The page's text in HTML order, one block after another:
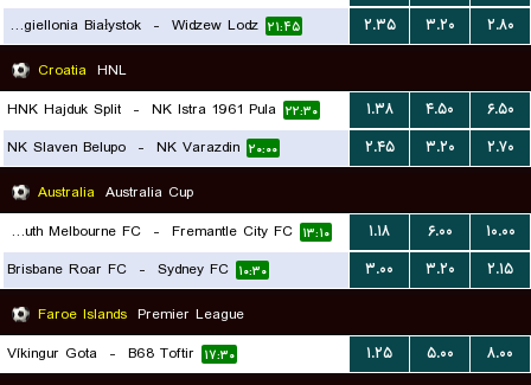
Jagiellonia Białystok
- Widzew Lodz ۲۱:۴۵ ۲.۳۵ ۳.۲۰
۲.۸۰
Croatia HNL
HNK Hajduk Split - NK Istra 1961 Pula ۲۲:۳۰ ۱.۳۸ ۴.۵۰
۶.۵۰
NK Slaven Belupo - NK Varazdin ۲۰:۰۰ ۲.۴۵ ۳.۲۰
۲.۷۰
Australia Australia Cup
South Melbourne FC
- Fremantle City FC ۱۳:۱۰ ۱.۱۸ ۶.۰۰
۱۰.۰۰
Brisbane Roar FC - Sydney FC ۱۰:۳۰ ۳.۰۰ ۳.۲۰
۲.۱۵
Faroe Islands Premier League
Víkingur Gota - B68 Toftir ۱۷:۳۰ ۱.۲۵ ۵.۰۰
۸.۰۰